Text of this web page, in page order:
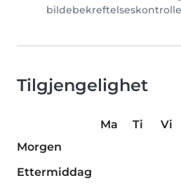
Tilgjengelighet
Ma Ti Vi
Morgen
Ettermiddag